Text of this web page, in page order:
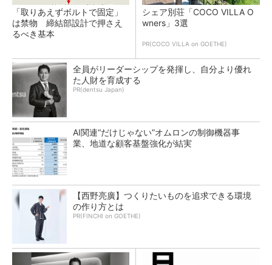
「取りあえずボルトで固定」
は禁物 締結部設計で押さえ
るべき基本
シェア別荘「COCO VILLA O
wners」3選
PR(COCO VILLA on GOETHE)
全員がリーダーシップを発揮し、自分より優れ
た人財を育成する
PR(dentsu Japan)
AI関連“だけじゃない”オムロンの制御機器事
業、地道な顧客基盤強化が結実
【西野亮廣】つくりたいものを追求できる環境
の作り方とは
PR(FINCHI on GOETHE)